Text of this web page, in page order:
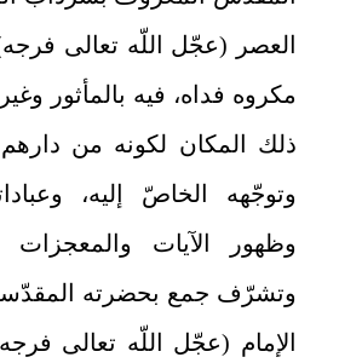
العصر (عجّل اللّه تعالى
مكروه فداه، فيه بالمأثور
ذلك المكان لكونه من
وتوجّهه الخاصّ إليه،
وظهور الآيات والمعجزات
وتشرّف جمع بحضرته المقدّسة
الإمام (عجّل اللّه تعالى